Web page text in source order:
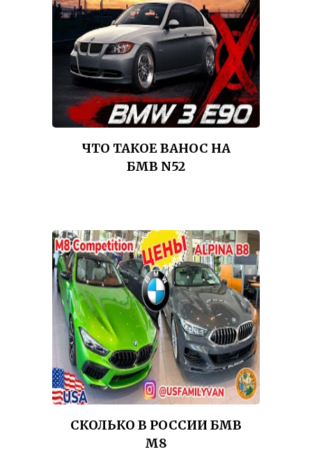
ЧТО ТАКОЕ ВАНОС НА
БМВ N52
СКОЛЬКО В РОССИИ БМВ
М8